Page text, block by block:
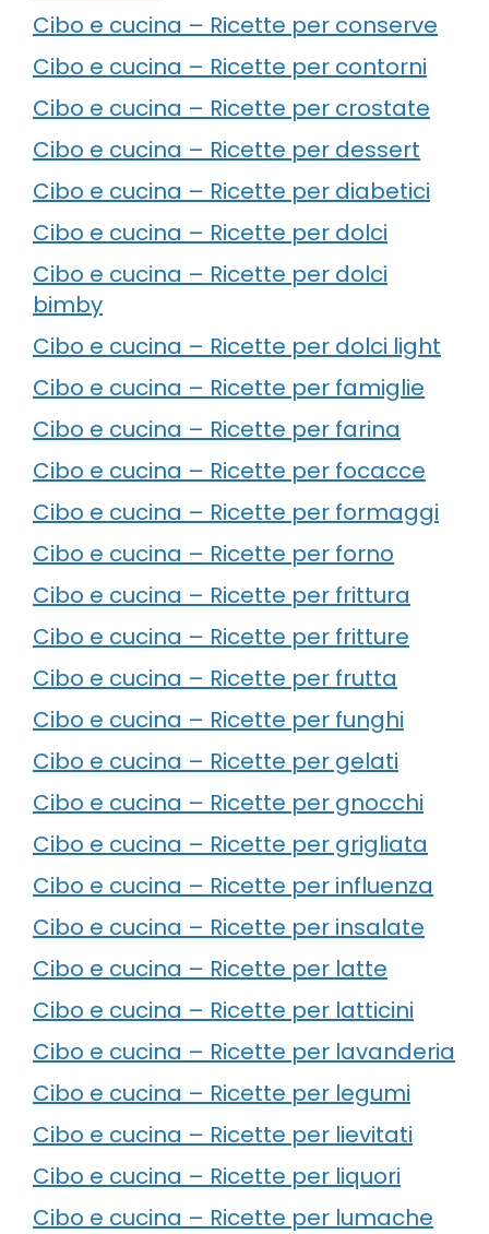
Cibo e cucina – Ricette per conserve
Cibo e cucina – Ricette per contorni
Cibo e cucina – Ricette per crostate
Cibo e cucina – Ricette per dessert
Cibo e cucina – Ricette per diabetici
Cibo e cucina – Ricette per dolci
Cibo e cucina – Ricette per dolci
bimby
Cibo e cucina – Ricette per dolci light
Cibo e cucina – Ricette per famiglie
Cibo e cucina – Ricette per farina
Cibo e cucina – Ricette per focacce
Cibo e cucina – Ricette per formaggi
Cibo e cucina – Ricette per forno
Cibo e cucina – Ricette per frittura
Cibo e cucina – Ricette per fritture
Cibo e cucina – Ricette per frutta
Cibo e cucina – Ricette per funghi
Cibo e cucina – Ricette per gelati
Cibo e cucina – Ricette per gnocchi
Cibo e cucina – Ricette per grigliata
Cibo e cucina – Ricette per influenza
Cibo e cucina – Ricette per insalate
Cibo e cucina – Ricette per latte
Cibo e cucina – Ricette per latticini
Cibo e cucina – Ricette per lavanderia
Cibo e cucina – Ricette per legumi
Cibo e cucina – Ricette per lievitati
Cibo e cucina – Ricette per liquori
Cibo e cucina – Ricette per lumache